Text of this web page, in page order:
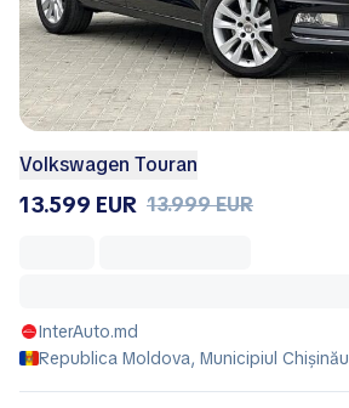
Volkswagen Touran
13.599 EUR 13.999 EUR
InterAuto.md
Republica Moldova, Municipiul Chișinău